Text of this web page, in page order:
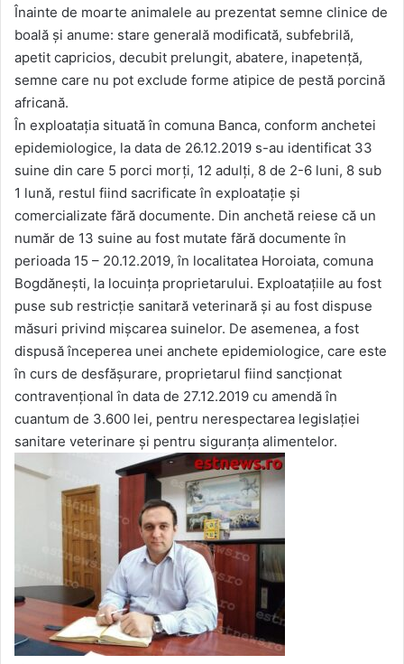
Înainte de moarte animalele au prezentat semne clinice de
boală și anume: stare generală modificată, subfebrilă,
apetit capricios, decubit prelungit, abatere, inapetență,
semne care nu pot exclude forme atipice de pestă porcină
africană.
În exploatația situată în comuna Banca, conform anchetei
epidemiologice, la data de 26.12.2019 s-au identificat 33
suine din care 5 porci morți, 12 adulți, 8 de 2-6 luni, 8 sub
1 lună, restul fiind sacrificate în exploatație și
comercializate fără documente. Din anchetă reiese că un
număr de 13 suine au fost mutate fără documente în
perioada 15 – 20.12.2019, în localitatea Horoiata, comuna
Bogdănești, la locuința proprietarului. Exploatațiile au fost
puse sub restricție sanitară veterinară și au fost dispuse
măsuri privind mișcarea suinelor. De asemenea, a fost
dispusă începerea unei anchete epidemiologice, care este
în curs de desfășurare, proprietarul fiind sancționat
contravențional în data de 27.12.2019 cu amendă în
cuantum de 3.600 lei, pentru nerespectarea legislației
sanitare veterinare și pentru siguranța alimentelor.